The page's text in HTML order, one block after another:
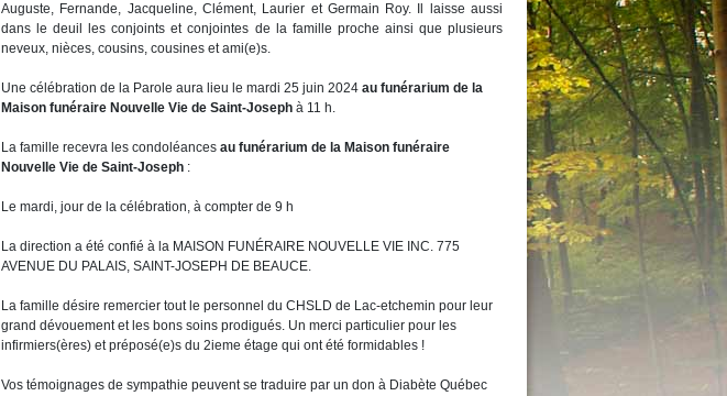
Auguste, Fernande, Jacqueline, Clément, Laurier et Germain Roy. Il laisse aussi
dans le deuil les conjoints et conjointes de la famille proche ainsi que plusieurs
neveux, nièces, cousins, cousines et ami(e)s.
Une célébration de la Parole aura lieu le mardi 25 juin 2024 au funérarium de la
Maison funéraire Nouvelle Vie de Saint-Joseph à 11 h.
La famille recevra les condoléances au funérarium de la Maison funéraire
Nouvelle Vie de Saint-Joseph :
Le mardi, jour de la célébration, à compter de 9 h
La direction a été confié à la MAISON FUNÉRAIRE NOUVELLE VIE INC. 775
AVENUE DU PALAIS, SAINT-JOSEPH DE BEAUCE.
La famille désire remercier tout le personnel du CHSLD de Lac-etchemin pour leur
grand dévouement et les bons soins prodigués. Un merci particulier pour les
infirmiers(ères) et préposé(e)s du 2ieme étage qui ont été formidables !
Vos témoignages de sympathie peuvent se traduire par un don à Diabète Québec